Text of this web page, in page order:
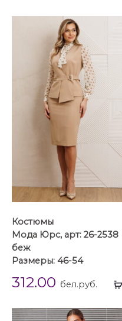
Костюмы
Мода Юрс, арт: 26-2538
беж
Размеры: 46-54
312.00 бел.руб.